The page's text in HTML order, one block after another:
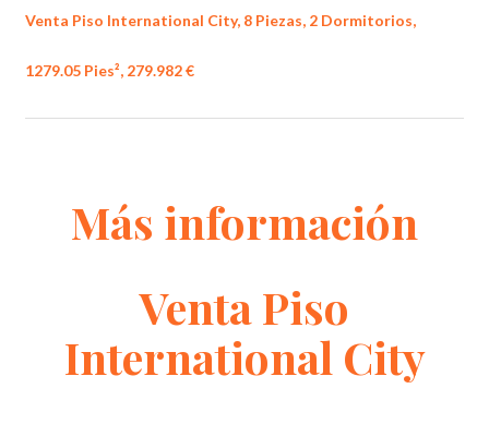
Venta Piso International City, 8 Piezas, 2 Dormitorios,
1279.05 Pies², 279.982 €
Más información
Venta Piso
International City